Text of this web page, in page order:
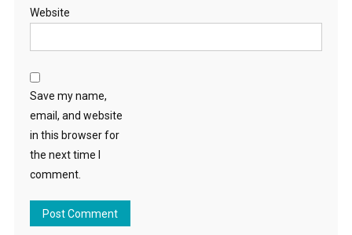
Website
Save my name,
email, and website
in this browser for
the next time I
comment.